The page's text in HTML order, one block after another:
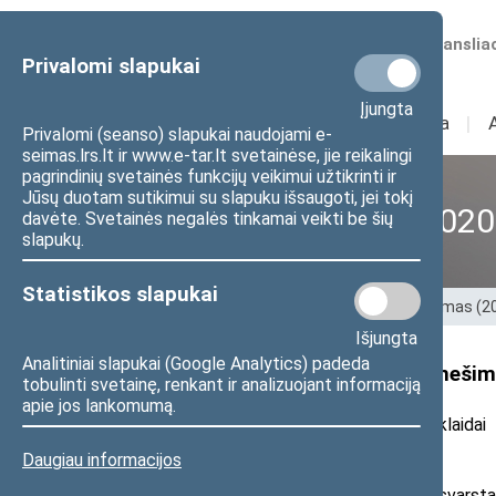
Privalomi slapukai
Įjungta
Privalomi (seanso) slapukai naudojami e-
seimas.lrs.lt ir www.e-tar.lt svetainėse, jie reikalingi
pagrindinių svetainės funkcijų veikimui užtikrinti ir
Jūsų duotam sutikimui su slapuku išsaugoti, jei tokį
davėte. Svetainės negalės tinkamai veikti be šių
slapukų.
Statistikos slapukai
Išjungta
Analitiniai slapukai (Google Analytics) padeda
tobulinti svetainę, renkant ir analizuojant informaciją
apie jos lankomumą.
Daugiau informacijos
Numatomos
Sudėtis Veikla I
XII Seimas
Pradžia>Ankstesnės kadencijos > XII Seimas
Seimo narės A. Kubilienės
2018 m. spalio 10 d. pranešimas žiniasklaidai